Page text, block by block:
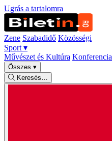
Ugrás a tartalomra
Zene Szabadidő Közösségi
Sport ▾
Művészet és Kultúra Konferencia
Összes ▾
Keresés…